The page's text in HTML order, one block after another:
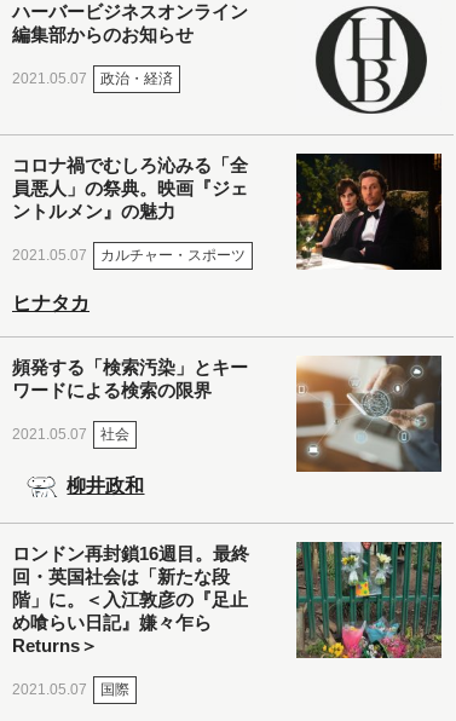
ハーバービジネスオンライン
編集部からのお知らせ
2021.05.07 政治・経済
コロナ禍でむしろ沁みる「全
員悪人」の祭典。映画『ジェ
ントルメン』の魅力
2021.05.07 カルチャー・スポーツ
ヒナタカ
頻発する「検索汚染」とキー
ワードによる検索の限界
2021.05.07 社会
柳井政和
ロンドン再封鎖16週目。最終
回・英国社会は「新たな段
階」に。＜入江敦彦の『足止
め喰らい日記』嫌々乍ら
Returns＞
2021.05.07 国際